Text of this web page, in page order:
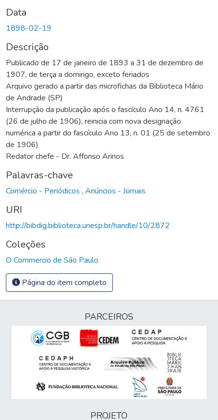
Data
1898-02-19
Descrição
Publicado de 17 de janeiro de 1893 a 31 de dezembro de
1907, de terça a domingo, exceto feriados
Arquivo gerado a partir das microfichas da Biblioteca Mário
de Andrade (SP)
Interrupção da publicação após o fascículo Ano 14, n. 4761
(26 de julho de 1906), reinicia com nova designação
numérica a partir do fascículo Ano 13, n. 01 (25 de setembro
de 1906)
Redator chefe - Dr. Affonso Arinos
Palavras-chave
Comércio - Periódicos , Anúncios - Jornais
URI
http://bibdig.biblioteca.unesp.br/handle/10/2872
Coleções
O Commercio de São Paulo
Página do item completo
PARCEIROS
PROJETO